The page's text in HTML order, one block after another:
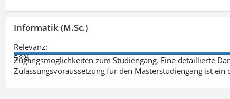
Informatik (M.Sc.)
Relevanz:
58%
Zugangsmöglichkeiten zum Studiengang. Eine detaillierte
Zulassungsvoraussetzung für den Masterstudiengang ist